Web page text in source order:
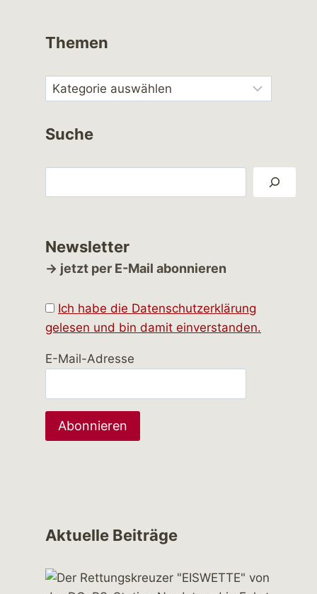
Themen
Suche
Newsletter
→ jetzt per E-Mail abonnieren
Ich habe die Datenschutzerklärung
gelesen und bin damit einverstanden.
E-Mail-Adresse
Aktuelle Beiträge